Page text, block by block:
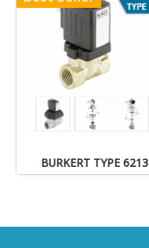
BURKERT TYPE 6213